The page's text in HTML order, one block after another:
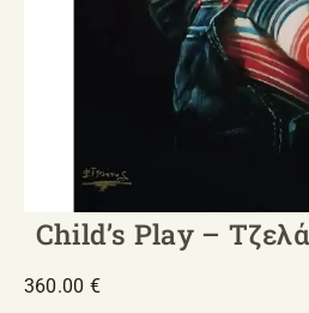
Child’s Play –
360.00 €